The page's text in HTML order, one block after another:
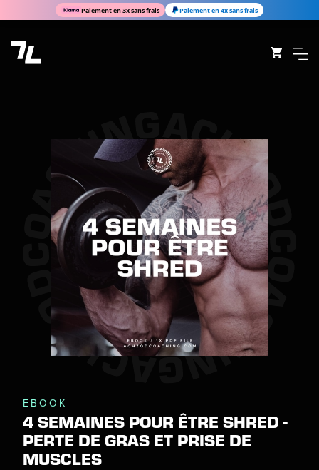
EBOOK
4 SEMAINES POUR ÊTRE SHRED -
PERTE DE GRAS ET PRISE DE
MUSCLES
Paiement en 3x sans frais Paiement en 4x sans frais